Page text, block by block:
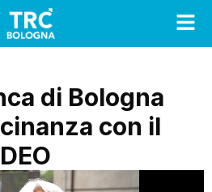
di Bologna
con il